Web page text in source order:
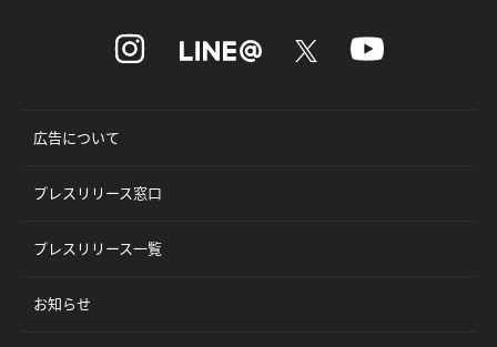
広告について
プレスリリース窓口
プレスリリース一覧
お知らせ